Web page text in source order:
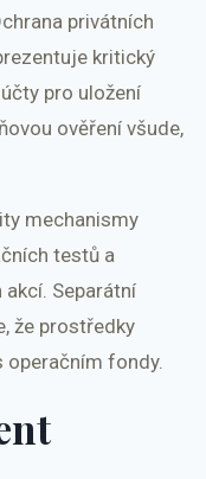
privátních
kritický
pro uložení
ověření všude,
mechanismy
testů a
Separátní
že prostředky
operačním fondy.